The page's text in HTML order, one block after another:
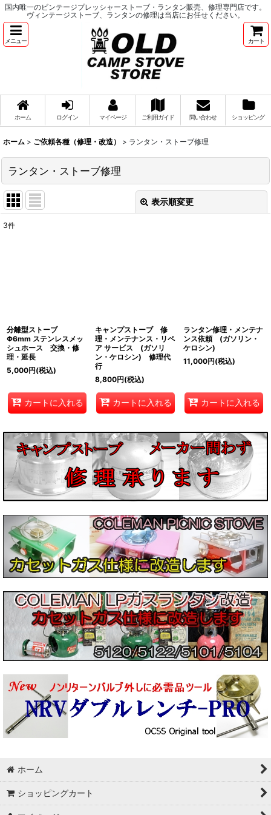
国内唯一のビンテージプレッシャーストーブ・ランタン販売、修理専門店です。
ヴィンテージストーブ、ランタンの修理は当店にお任せください。
メニュー カート
ホーム ログイン マイページ ご利用ガイド 問い合わせ ショッピング
ホーム > ご依頼各種（修理・改造） > ランタン・ストーブ修理
ランタン・ストーブ修理
表示順変更
3件
分離型ストーブ
Φ6mm ステンレスメッ
シュホース 交換・修
理・延長
5,000円(税込)
カートに入れる
キャンプストーブ 修
理・メンテナンス・リペ
ア サービス (ガソリ
ン・ケロシン) 修理代
行
8,800円(税込)
カートに入れる
ランタン修理・メンテナ
ンス依頼 (ガソリン・
ケロシン)
11,000円(税込)
カートに入れる
ホーム
ショッピングカート